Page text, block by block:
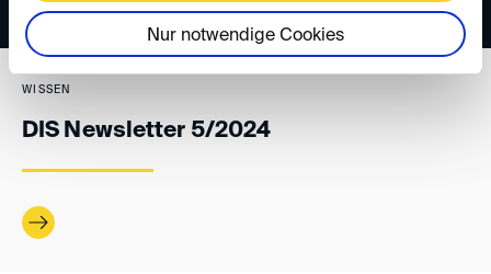
Nur notwendige Cookies
WISSEN
DIS Newsletter 5/2024